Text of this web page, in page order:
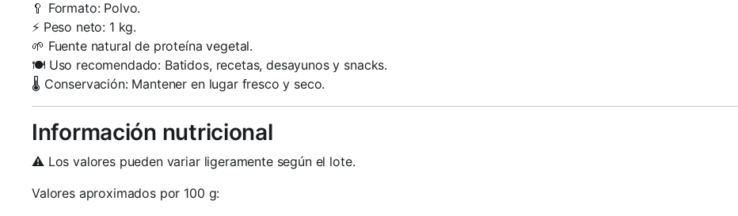
🥄 Formato: Polvo.
⚡ Peso neto: 1 kg.
🌱 Fuente natural de proteína vegetal.
🍽️ Uso recomendado: Batidos, recetas, desayunos y snacks.
🌡️ Conservación: Mantener en lugar fresco y seco.
Información nutricional
⚠️ Los valores pueden variar ligeramente según el lote.
Valores aproximados por 100 g: